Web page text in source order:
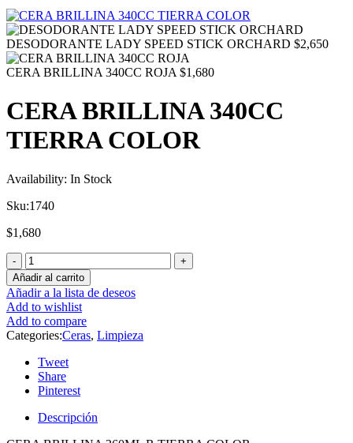
DESODORANTE LADY SPEED STICK ORCHARD $2,650
CERA BRILLINA 340CC ROJA $1,680
CERA BRILLINA 340CC
TIERRA COLOR
Availability: In Stock
Sku:1740
$1,680
Añadir al carrito
Añadir a la lista de deseos
Add to wishlist
Add to compare
Categories:Ceras, Limpieza
Tweet
Share
Pinterest
Descripción